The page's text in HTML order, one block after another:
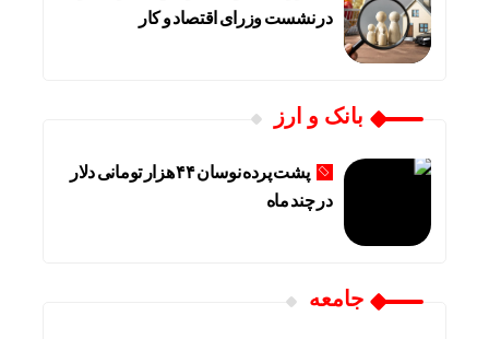
در نشست وزرای اقتصاد و کار
بانک و ارز
پشت پرده نوسان ۴۴ هزار تومانی دلار
در چند ماه
جامعه